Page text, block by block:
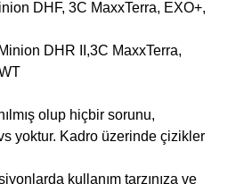
DHF, 3C MaxxTerra, EXO+,
DHR II,3C MaxxTerra,
olup hiçbir sorunu,
yoktur. Kadro üzerinde çizikler
kullanım tarzınıza ve